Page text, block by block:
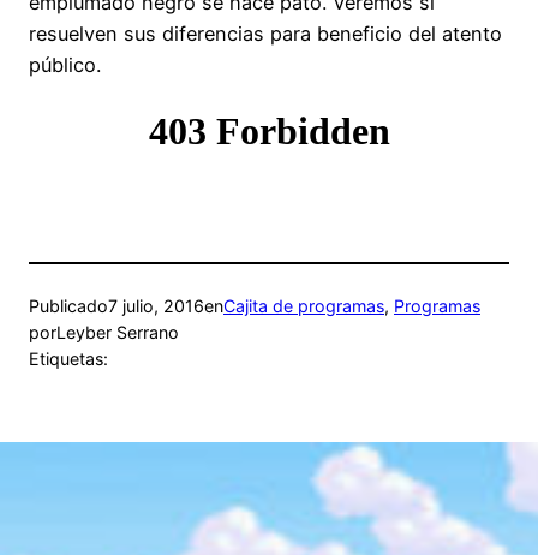
resuelven sus diferencias para beneficio del atento
público.
Publicado7 julio, 2016enCajita de programas, Programas
porLeyber Serrano
Etiquetas: